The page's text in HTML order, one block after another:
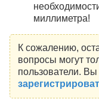
миллиметра!
К сожалению,
вопросы могут
пользователи.